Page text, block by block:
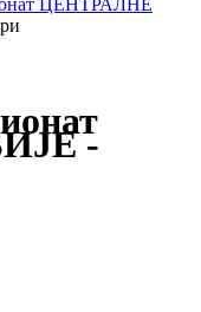
ЦЕНТРАЛНЕ
-